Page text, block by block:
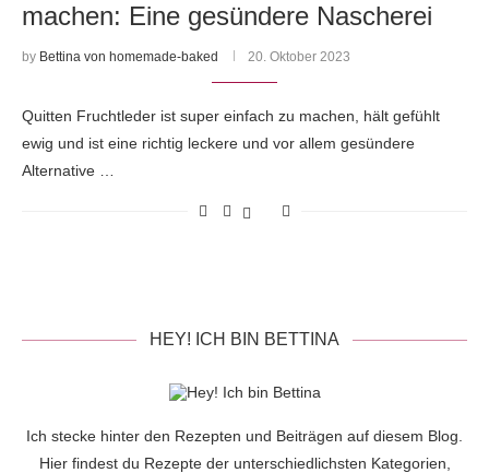
machen: Eine gesündere Nascherei
by Bettina von homemade-baked 20. Oktober 2023
Quitten Fruchtleder ist super einfach zu machen, hält gefühlt
ewig und ist eine richtig leckere und vor allem gesündere
Alternative …
HEY! ICH BIN BETTINA
Ich stecke hinter den Rezepten und Beiträgen auf diesem Blog.
Hier findest du Rezepte der unterschiedlichsten Kategorien,